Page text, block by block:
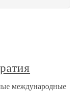
международные